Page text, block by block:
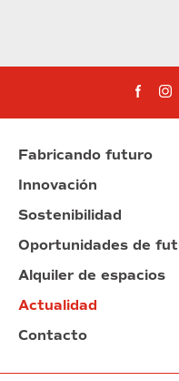
Fabricando futuro
Innovación
Sostenibilidad
Oportunidades de
Alquiler de espacios
Actualidad
Contacto